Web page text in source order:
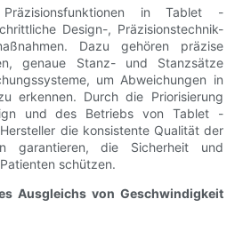
in Tablet -
Design-, Präzisionstechnik-
Dazu gehören präzise
genaue Stanz- und Stanzsätze
um Abweichungen in
erkennen. Durch die Priorisierung
und des Betriebs von Tablet -
die konsistente Qualität der
garantieren, die Sicherheit und
schützen.
Ausgleichs von Geschwindigkeit